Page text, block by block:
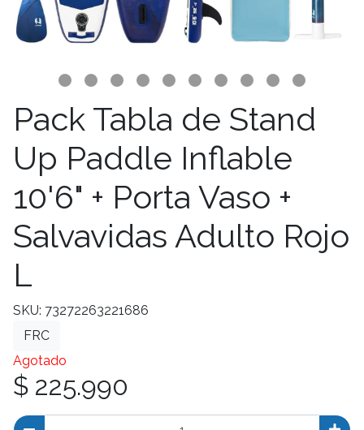
Pack Tabla de Stand
Up Paddle Inflable
10'6" + Porta Vaso +
Salvavidas Adulto Rojo
L
SKU: 73272263221686
FRC
Agotado
$ 225.990